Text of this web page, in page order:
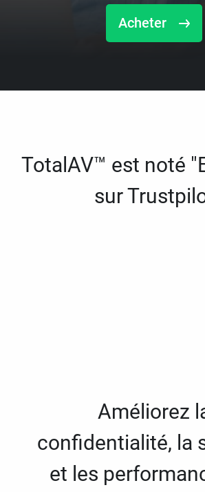
Acheter
TotalAV™ est noté
sur
Améliorez
confidentialité, la
et les